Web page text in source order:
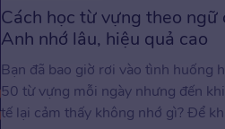
Cách học từ vựng theo ngữ
Anh nhớ lâu, hiệu quả cao
Bạn đã bao giờ rơi vào tình huống
50 từ vựng mỗi ngày nhưng đến
tế lại cảm thấy không nhớ gì? Để